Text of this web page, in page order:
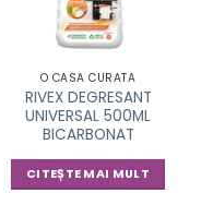
O CASA CURATA
RIVEX DEGRESANT
UNIVERSAL 500ML
BICARBONAT
CITEȘTE MAI MULT